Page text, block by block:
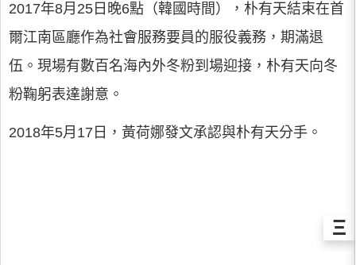
2017年8月25日晚6點（韓國時間），朴有天結束在首
爾江南區廳作為社會服務要員的服役義務，期滿退
伍。現場有數百名海內外冬粉到場迎接，朴有天向冬
粉鞠躬表達謝意。
2018年5月17日，黃荷娜發文承認與朴有天分手。
Ξ